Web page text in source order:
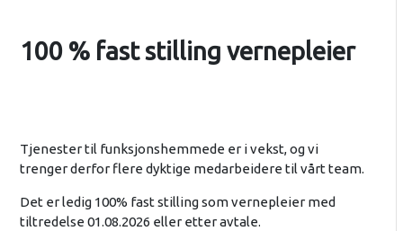
100 % fast stilling vernepleier
Tjenester til funksjonshemmede er i vekst, og vi
trenger derfor flere dyktige medarbeidere til vårt team.
Det er ledig 100% fast stilling som vernepleier med
tiltredelse 01.08.2026 eller etter avtale.